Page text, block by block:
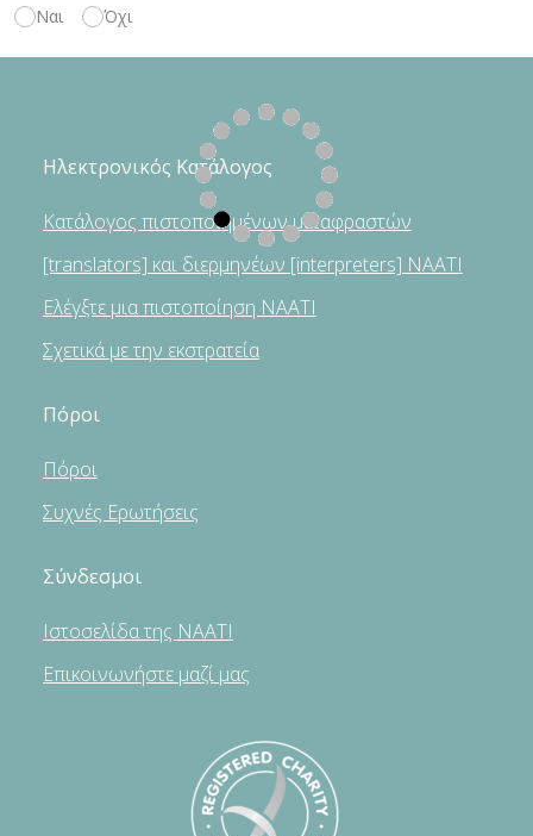
Ναι Όχι
Ηλεκτρονικός Κατάλογος
Κατάλογος πιστοποιημένων μεταφραστών
[translators] και διερμηνέων [interpreters] NAATI
Ελέγξτε μια πιστοποίηση NAATI
Σχετικά με την εκστρατεία
Πόροι
Πόροι
Συχνές Ερωτήσεις
Σύνδεσμοι
Ιστοσελίδα της NAATI
Επικοινωνήστε μαζί μας